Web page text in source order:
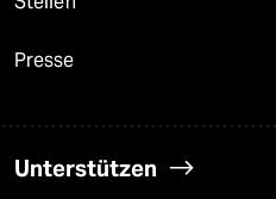
Presse
Unterstützen